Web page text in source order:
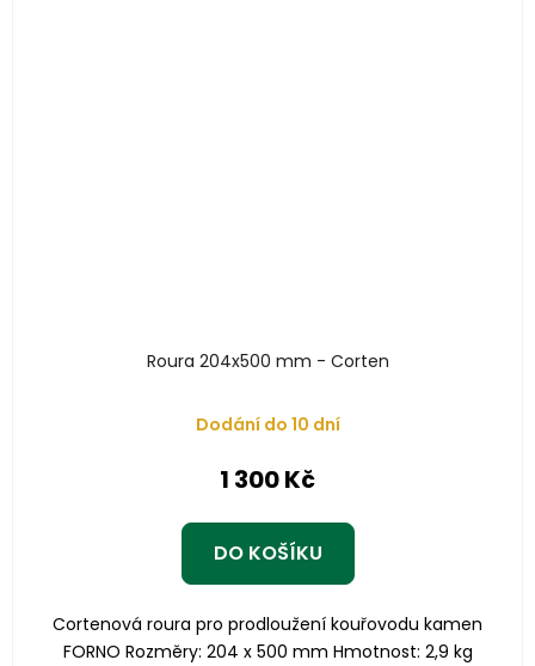
Roura 204x500 mm - Corten
Dodání do 10 dní
1 300 Kč
DO KOŠÍKU
Cortenová roura pro prodloužení kouřovodu kamen
FORNO Rozměry: 204 x 500 mm Hmotnost: 2,9 kg